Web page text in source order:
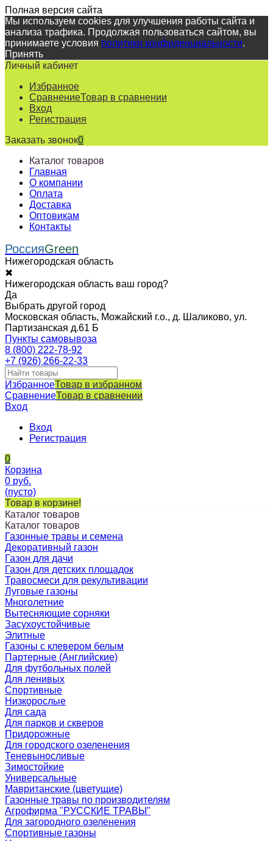
Полная версия сайта
Мы используем cookies для улучшения работы сайта и
анализа трафика. Продолжая пользоваться сайтом, вы
принимаете условия политики конфиденциальности.
Принять
Личный кабинет
Избранное
СравнениеТовар в сравнении
Вход
Регистрация
Заказать звонок0
Каталог товаров
Главная
О компании
Оплата
Доставка
Оптовикам
Контакты
РоссияGreen
Нижегородская область
✖
Нижегородская область ваш город?
Да
Выбрать другой город
Московская область, Можайский г.о., д. Шаликово, ул.
Партизанская д.61 Б
Пункты самовывоза
8 (800) 222-78-92
+7 (926) 266-22-33
ИзбранноеТовар в избранном
СравнениеТовар в сравнении
Вход
Вход
Регистрация
0
Корзина
0 руб.
(пусто)
Товар в корзине!
Каталог товаров
Каталог товаров
Газонные травы и семена
Декоративный газон
Газон для дачи
Газон для детских площадок
Травосмеси для рекультивации
Луговые газоны
Многолетние
Вытесняющие сорняки
Засухоустойчивые
Элитные
Газоны с клевером белым
Партерные (Английские)
Для футбольных полей
Для ленивых
Спортивные
Низкорослые
Для сада
Для парков и скверов
Придорожные
Для городского озеленения
Теневыносливые
Зимостойкие
Универсальные
Мавританские (цветущие)
Газонные травы по производителям
Агрофирма "РУССКИЕ ТРАВЫ"
Для загородного озеленения
Спортивные газоны